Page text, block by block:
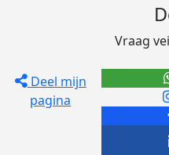
Deel mijn
pagina
Vraag